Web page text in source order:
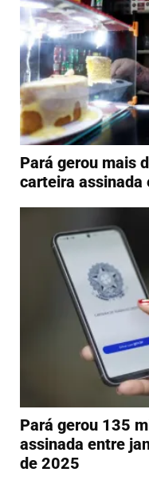
Pará gerou mais
carteira assinada
Pará gerou 135
assinada entre
de 2025